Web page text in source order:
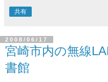
共有
2008/06/17
宮崎市内の無線
書館